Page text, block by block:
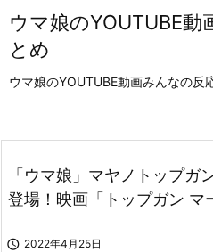
ウマ娘のYOUTUBE動
とめ
ウマ娘のYOUTUBE動画みんなの反
「ウマ娘」マヤノトップガ
登場！映画「トップガン マ
 2022年4月25日